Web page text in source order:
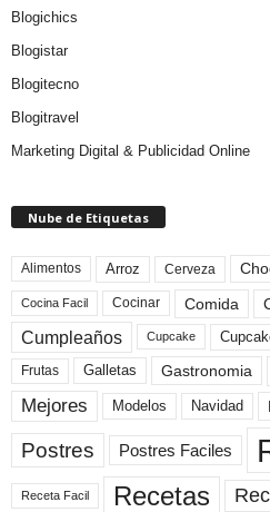
Blogichics
Blogistar
Blogitecno
Blogitravel
Marketing Digital & Publicidad Online
Nube de Etiquetas
Alimentos Arroz Cerveza
Cocina Facil Cocinar Comida
Cumpleaños Cupcake
Frutas Galletas Gastronomia
Mejores Modelos Navidad
Postres Postres Faciles
Receta Facil Recetas